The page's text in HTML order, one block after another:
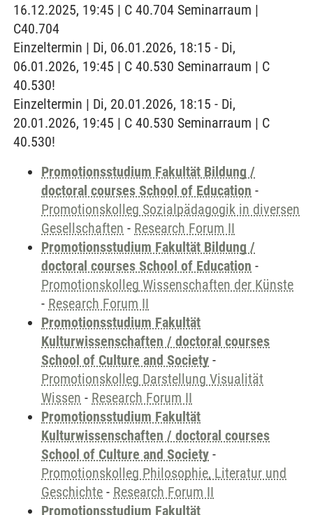
16.12.2025, 19:45 | C 40.704 Seminarraum |
C40.704
Einzeltermin | Di, 06.01.2026, 18:15 - Di,
06.01.2026, 19:45 | C 40.530 Seminarraum | C
40.530!
Einzeltermin | Di, 20.01.2026, 18:15 - Di,
20.01.2026, 19:45 | C 40.530 Seminarraum | C
40.530!
Promotionsstudium Fakultät Bildung /
doctoral courses School of Education -
Promotionskolleg Sozialpädagogik in diversen
Gesellschaften - Research Forum II
Promotionsstudium Fakultät Bildung /
doctoral courses School of Education -
Promotionskolleg Wissenschaften der Künste
- Research Forum II
Promotionsstudium Fakultät
Kulturwissenschaften / doctoral courses
School of Culture and Society -
Promotionskolleg Darstellung Visualität
Wissen - Research Forum II
Promotionsstudium Fakultät
Kulturwissenschaften / doctoral courses
School of Culture and Society -
Promotionskolleg Philosophie, Literatur und
Geschichte - Research Forum II
Promotionsstudium Fakultät